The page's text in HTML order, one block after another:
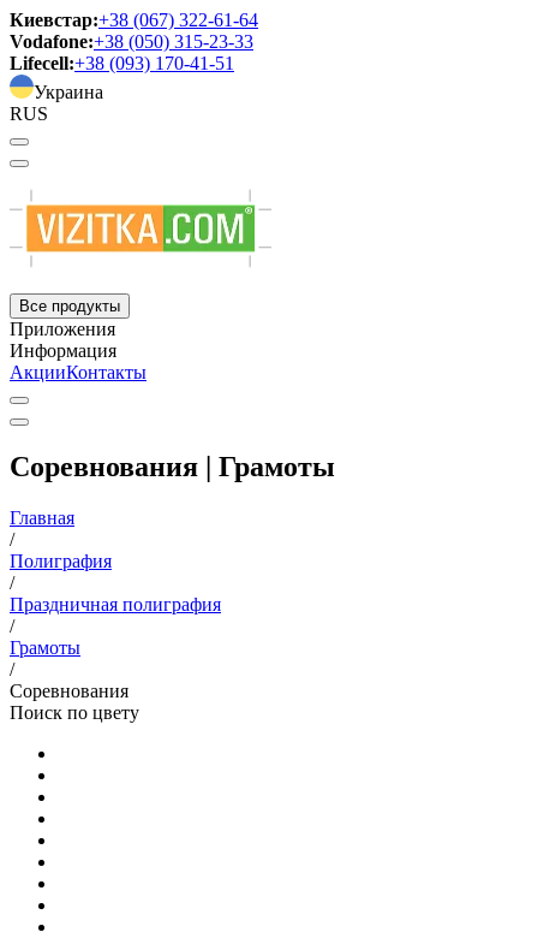
Киевстар:+38 (067) 322-61-64
Vodafone:+38 (050) 315-23-33
Lifecell:+38 (093) 170-41-51
Украина
RUS
Все продукты
Приложения
Информация
АкцииКонтакты
Соревнования | Грамоты
Главная
/
Полиграфия
/
Праздничная полиграфия
/
Грамоты
/
Соревнования
Поиск по цвету